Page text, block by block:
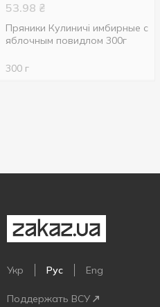
53.98 ₴
Пряники Кулиничі имбирные с
яблочным повидлом 300г
300 г
Укр Рус Eng
Поддержать ВСУ